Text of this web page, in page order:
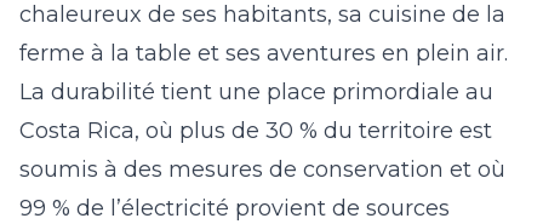
chaleureux de ses habitants, sa cuisine de la
ferme à la table et ses aventures en plein air.
La durabilité tient une place primordiale au
Costa Rica, où plus de 30 % du territoire est
soumis à des mesures de conservation et où
99 % de l’électricité provient de sources